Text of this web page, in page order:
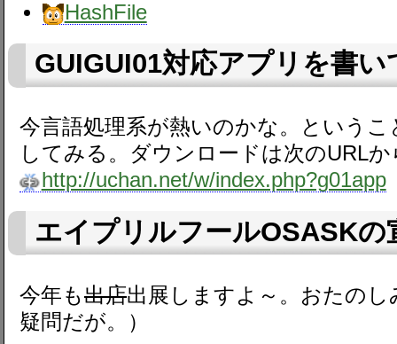
HashFile
GUIGUI01対応アプリを書
今言語処理系が熱いのかな。というこ
してみる。ダウンロードは次のURL
http://uchan.net/w/index.php?g01app
エイプリルフールOSASK
今年も出店出展しますよ～。おたの
疑問だが。）